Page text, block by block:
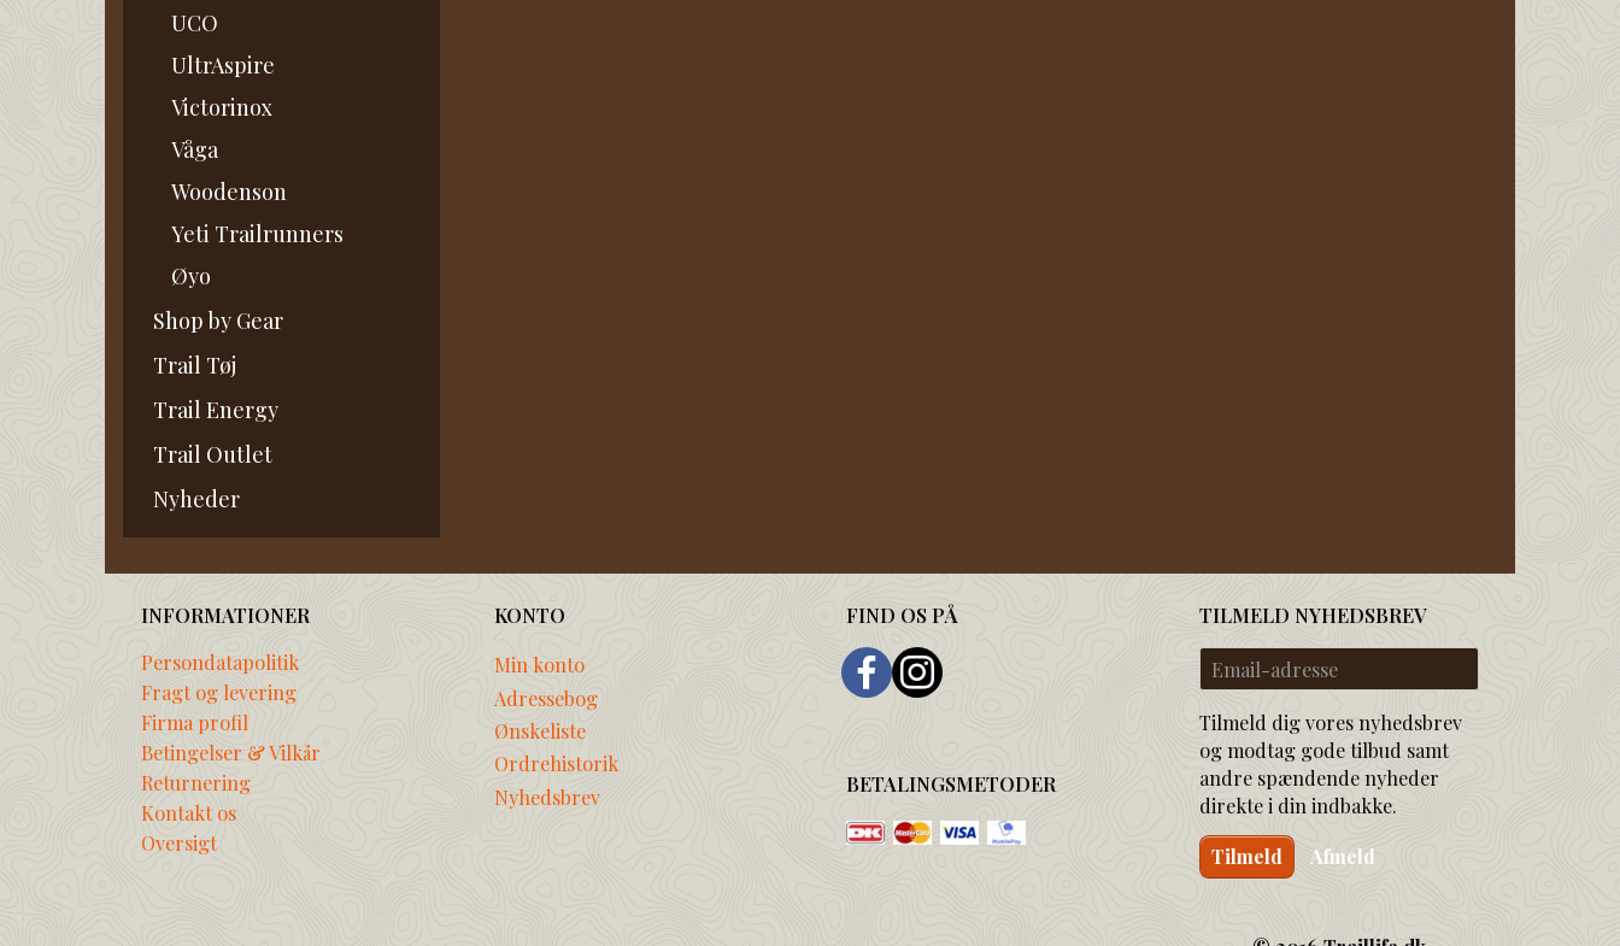
UCO
UltrAspire
Victorinox
Våga
Woodenson
Yeti Trailrunners
Øyo
Shop by Gear
Trail Tøj
Trail Energy
Trail Outlet
Nyheder
INFORMATIONER
Persondatapolitik
Fragt og levering
Firma profil
Betingelser & Vilkår
Returnering
Kontakt os
Oversigt
KONTO
Min konto
Adressebog
Ønskeliste
Ordrehistorik
Nyhedsbrev
FIND OS PÅ
BETALINGSMETODER
TILMELD NYHEDSBREV
Email-
adresse
Tilmeld dig vores nyhedsbrev
og modtag gode tilbud samt
andre spændende nyheder
direkte i din indbakke.
Tilmeld Afmeld